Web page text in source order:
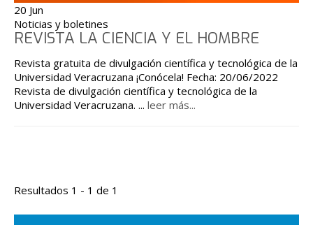
20 Jun
Noticias y boletines
REVISTA LA CIENCIA Y EL HOMBRE
Revista gratuita de divulgación científica y tecnológica de la
Universidad Veracruzana ¡Conócela! Fecha: 20/06/2022
Revista de divulgación científica y tecnológica de la
Universidad Veracruzana. ... leer más...
Resultados 1 - 1 de 1